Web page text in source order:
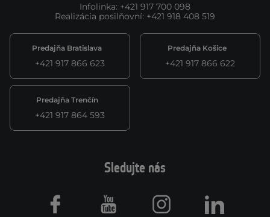
Infolinka: +421 917 700 098
Realizácia posilňovní: +421 918 408 519
Predajňa Bratislava
+421 917 866 623
Predajňa Košice
+421 917 866 622
Predajňa Trenčín
+421 917 864 593
Sledujte nás
Facebook Youtube Instagram LinkedIn